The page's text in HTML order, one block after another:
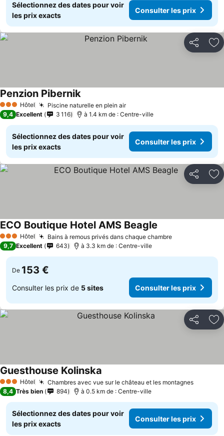
Sélectionnez des dates pour voir
les prix exacts
Consulter les prix
Partager
3 ÉtoilesHôtel Piscine naturelle en plein air
Penzion Pibernik
9,4 Excellent 3 116 à 1.4 km de : Centre-ville
Sélectionnez des dates pour voir
les prix exacts
Consulter les prix
Partager
3 ÉtoilesHôtel Bains à remous privés dans chaque chambre
ECO Boutique Hotel AMS Beagle
9,7 Excellent 643 à 3.3 km de : Centre-ville
De 153 €
Consulter les prix de 5 sites Consulter les prix
Partager
3 ÉtoilesHôtel Chambres avec vue sur le château et les montagnes
Guesthouse Kolinska
8,4 Très bien 894 à 0.5 km de : Centre-ville
Sélectionnez des dates pour voir
les prix exacts
Consulter les prix